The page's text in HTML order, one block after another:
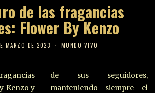
de las fragancias
Flower By Kenzo
MARZO DE 2023 MUNDO VIVO
Kenzo y
de sus seguidores,
manteniendo siempre el